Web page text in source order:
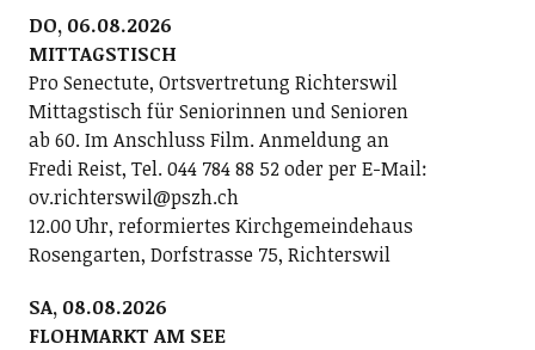
DO, 06.08.2026
MITTAGSTISCH
Pro Senectute, Ortsvertretung Richterswil
Mittagstisch für Seniorinnen und Senioren
ab 60. Im Anschluss Film. Anmeldung an
Fredi Reist, Tel. 044 784 88 52 oder per E-Mail:
ov.richterswil@pszh.ch
12.00 Uhr, reformiertes Kirchgemeindehaus
Rosengarten, Dorfstrasse 75, Richterswil
SA, 08.08.2026
FLOHMARKT AM SEE